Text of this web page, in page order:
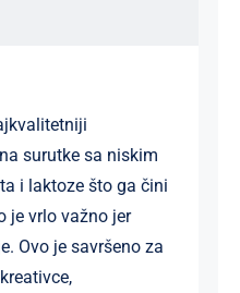
surutke sa niskim
i laktoze što ga čini
je vrlo važno jer
Ovo je savršeno za